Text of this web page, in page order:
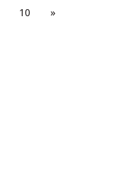
10 »